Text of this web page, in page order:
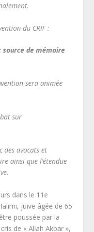
du CRIF :
source de mémoire
sera animée
sur
des avocats et
ainsi que l’étendue
dans le 11 e
juive âgée de 65
poussée par la
de « Allah Akbar »,